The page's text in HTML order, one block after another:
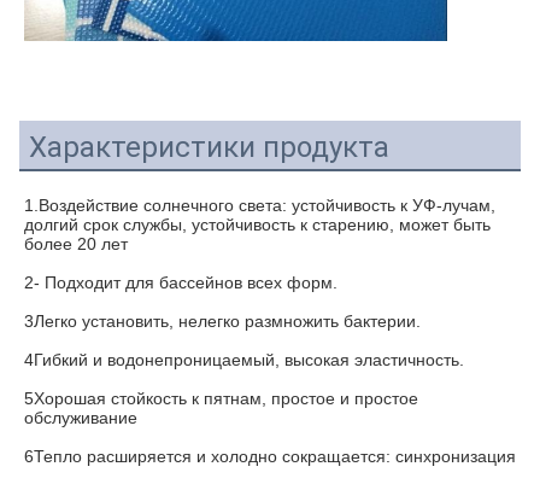
Характеристики продукта
1.Воздействие солнечного света: устойчивость к УФ-лучам,
долгий срок службы, устойчивость к старению, может быть
более 20 лет
2- Подходит для бассейнов всех форм.
3Легко установить, нелегко размножить бактерии.
4Гибкий и водонепроницаемый, высокая эластичность.
5Хорошая стойкость к пятнам, простое и простое
обслуживание
6Тепло расширяется и холодно сокращается: синхронизация